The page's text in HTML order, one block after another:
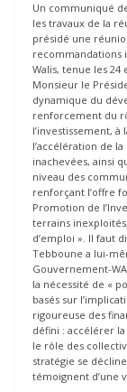
Un communiqué
les travaux de la
présidé une
recommandations
Walis, tenue les 24
Monsieur le
dynamique du
renforcement du
l’investissement,
l’accélération de
inachevées, ainsi
niveau des
renforçant l’offre
Promotion de
terrains
d’emploi ». Il faut
Tebboune a lui-
Gouvernement-
la nécessité de «
basés sur
rigoureuse des
défini : accélérer
le rôle des
stratégie se
témoignent d’une